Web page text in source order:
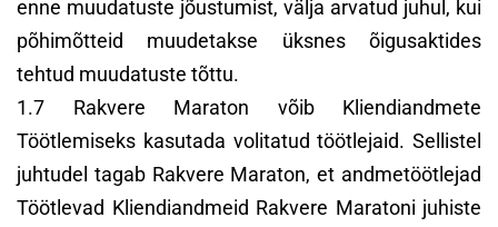
enne muudatuste jõustumist, välja arvatud juhul, kui
põhimõtteid muudetakse üksnes õigusaktides
tehtud muudatuste tõttu.
1.7 Rakvere Maraton võib Kliendiandmete
Töötlemiseks kasutada volitatud töötlejaid. Sellistel
juhtudel tagab Rakvere Maraton, et andmetöötlejad
Töötlevad Kliendiandmeid Rakvere Maratoni juhiste